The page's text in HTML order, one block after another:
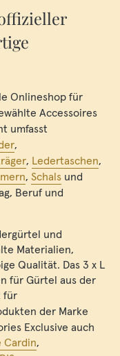
Onlineshop für
Accessoires
umfasst
,
, Ledertaschen,
, Schals und
Beruf und
und
Materialien,
Qualität. Das 3 x L
für Gürtel aus der
für
der Marke
Exclusive auch
Cardin,